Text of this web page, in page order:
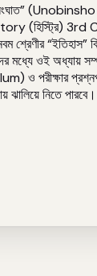
সংঘাত”
3rd
শ্রেণীর
অধ্যায় সম্পর্কে
ও
ঝালিয়ে নিতে